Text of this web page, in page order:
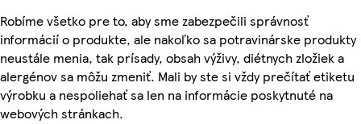
Robíme všetko pre to, aby sme zabezpečili správnosť
informácií o produkte, ale nakoľko sa potravinárske produkty
neustále menia, tak prísady, obsah výživy, diétnych zložiek a
alergénov sa môžu zmeniť. Mali by ste si vždy prečítať etiketu
výrobku a nespoliehať sa len na informácie poskytnuté na
webových stránkach.